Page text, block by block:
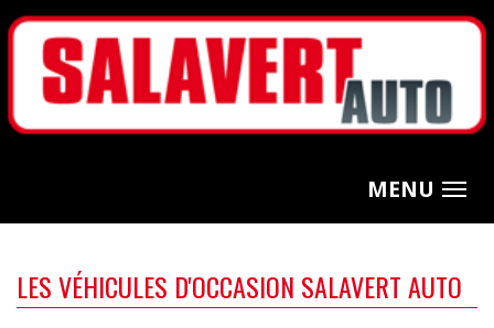
MENU
LES VÉHICULES D'OCCASION SALAVERT AUTO